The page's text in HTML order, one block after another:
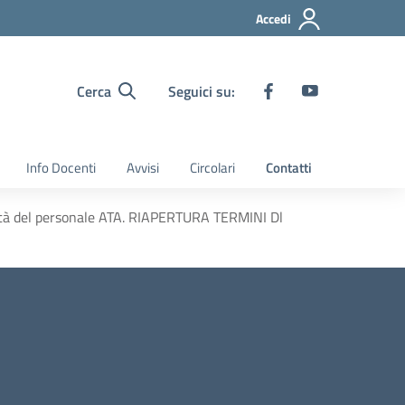
Accedi
Cerca Seguici su:
Info Docenti Avvisi Circolari Contatti
personale ATA. RIAPERTURA TERMINI Dl